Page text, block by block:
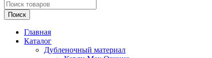
Главная
Каталог
Дубленочный материал